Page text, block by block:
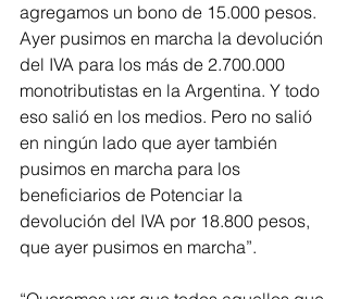
agregamos un bono de 15.000 pesos.
Ayer pusimos en marcha la devolución
del IVA para los más de 2.700.000
monotributistas en la Argentina. Y todo
eso salió en los medios. Pero no salió
en ningún lado que ayer también
pusimos en marcha para los
beneficiarios de Potenciar la
devolución del IVA por 18.800 pesos,
que ayer pusimos en marcha”.